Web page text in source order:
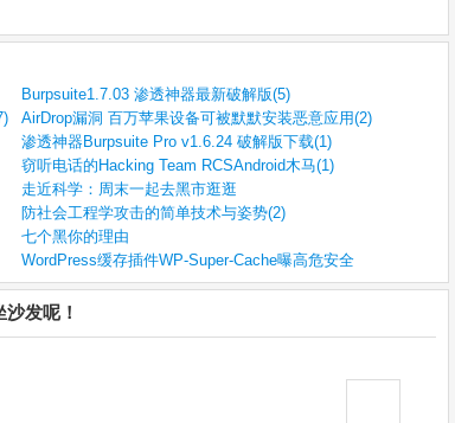
Burpsuite1.7.03 渗透神器最新破解版(5)
AirDrop漏洞 百万苹果设备可被默默安装恶意应用(2)
渗透神器Burpsuite Pro v1.6.24 破解版下载(1)
窃听电话的Hacking Team RCSAndroid木马(1)
走近科学：周末一起去黑市逛逛
防社会工程学攻击的简单技术与姿势(2)
七个黑你的理由
WordPress缓存插件WP-Super-Cache曝高危安全
发呢！